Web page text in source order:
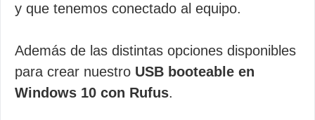
y que tenemos conectado al equipo.
Además de las distintas opciones disponibles
para crear nuestro USB booteable en
Windows 10 con Rufus.